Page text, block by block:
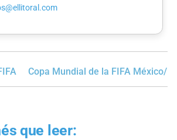
Copa Mundial de la FIFA México/
que leer: